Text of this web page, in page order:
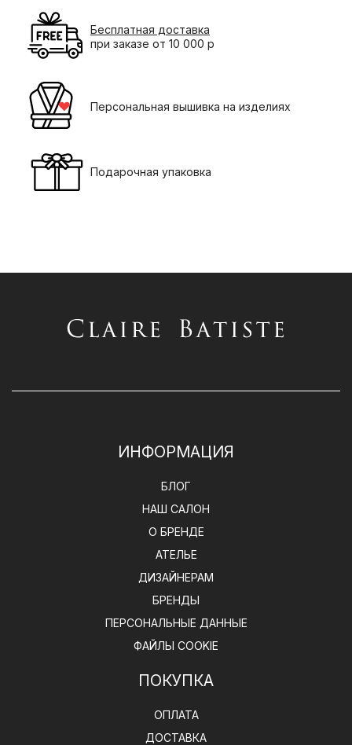
Бесплатная доставка
при заказе от 10 000 р
Персональная вышивка на изделиях
Подарочная упаковка
ИНФОРМАЦИЯ
БЛОГ
НАШ САЛОН
О БРЕНДЕ
АТЕЛЬЕ
ДИЗАЙНЕРАМ
БРЕНДЫ
ПЕРСОНАЛЬНЫЕ ДАННЫЕ
ФАЙЛЫ COOKIE
ПОКУПКА
ОПЛАТА
ДОСТАВКА